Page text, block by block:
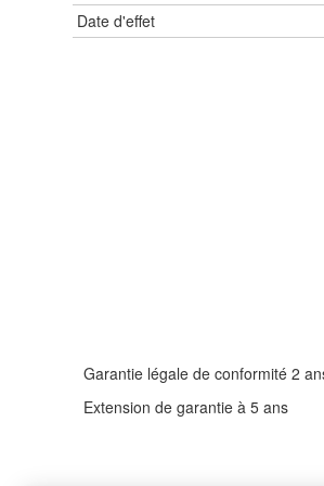
Date d'effet
Garantie légale de conformité 2
Extension de garantie à 5 ans